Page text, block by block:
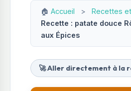
🏠 Accueil > Recettes
Recette : patate douce
aux Épices
🚀 Aller directement à la